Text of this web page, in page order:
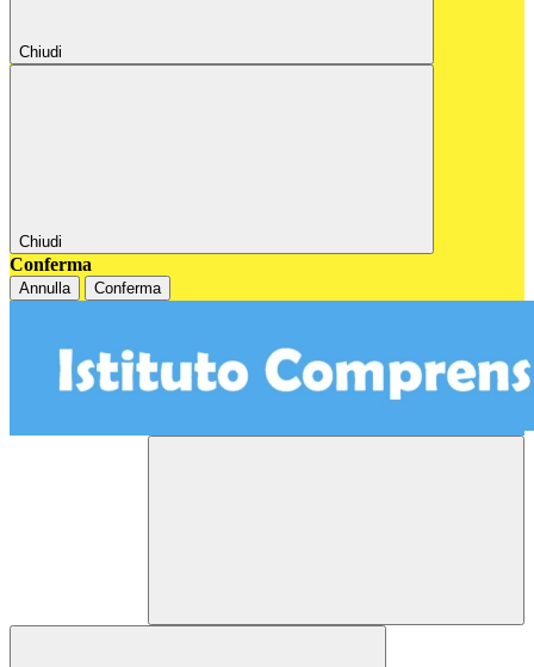
Chiudi
Chiudi
Conferma
Annulla Conferma